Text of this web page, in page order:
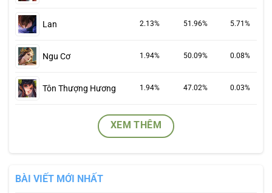
Lan 2.13% 51.96% 5.71%
Ngu Cơ 1.94% 50.09% 0.08%
Tôn Thượng Hương 1.94% 47.02% 0.03%
XEM THÊM
BÀI VIẾT MỚI NHẤT